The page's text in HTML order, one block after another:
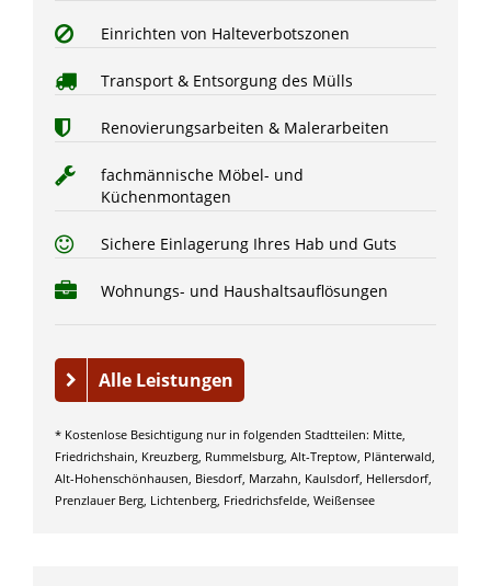
Einrichten von Halteverbotszonen
Transport & Entsorgung des Mülls
Renovierungsarbeiten & Malerarbeiten
fachmännische Möbel- und
Küchenmontagen
Sichere Einlagerung Ihres Hab und Guts
Wohnungs- und Haushaltsauflösungen
Alle Leistungen
* Kostenlose Besichtigung nur in folgenden Stadtteilen: Mitte,
Friedrichshain, Kreuzberg, Rummelsburg, Alt-Treptow, Plänterwald,
Alt-Hohenschönhausen, Biesdorf, Marzahn, Kaulsdorf, Hellersdorf,
Prenzlauer Berg, Lichtenberg, Friedrichsfelde, Weißensee